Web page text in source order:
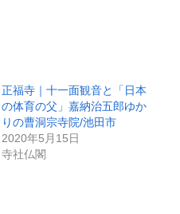
正福寺｜十一面観音と「日本
の体育の父」嘉納治五郎ゆか
りの曹洞宗寺院/池田市
2020年5月15日
寺社仏閣